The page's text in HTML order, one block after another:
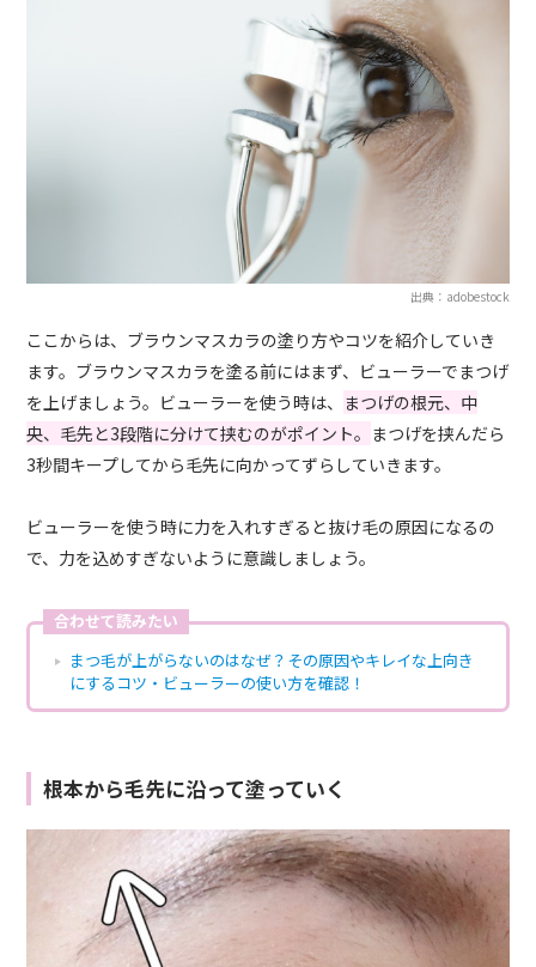
出典：adobestock
ここからは、ブラウンマスカラの塗り方やコツを紹介していき
ます。ブラウンマスカラを塗る前にはまず、ビューラーでまつげ
を上げましょう。ビューラーを使う時は、 まつげの根元、中
央、毛先と3段階に分けて挟むのがポイント。 まつげを挟んだら
3秒間キープしてから毛先に向かってずらしていきます。
ビューラーを使う時に力を入れすぎると抜け毛の原因になるの
で、力を込めすぎないように意識しましょう。
合わせて読みたい
まつ毛が上がらないのはなぜ？その原因やキレイな上向き
にするコツ・ビューラーの使い方を確認！
根本から毛先に沿って塗っていく